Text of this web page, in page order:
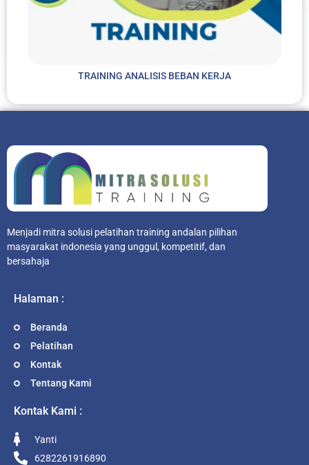
TRAINING ANALISIS BEBAN KERJA
Menjadi mitra solusi pelatihan training andalan pilihan
masyarakat indonesia yang unggul, kompetitif, dan
bersahaja
Halaman :
Beranda
Pelatihan
Kontak
Tentang Kami
Kontak Kami :
Yanti
6282261916890